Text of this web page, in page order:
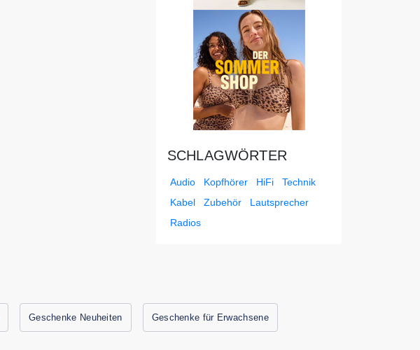
Geschenke Neuheiten Geschenke für Erwachsene
SCHLAGWÖRTER
Audio Kopfhörer HiFi
Technik
Kabel
Zubehör
Lautsprecher
Radios